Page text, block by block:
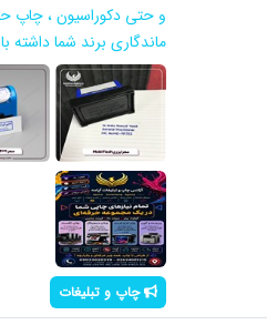
و حتی دکوراسیون ، چاپ
ماندگاری برند شما داشته
چاپ و تبلیغات